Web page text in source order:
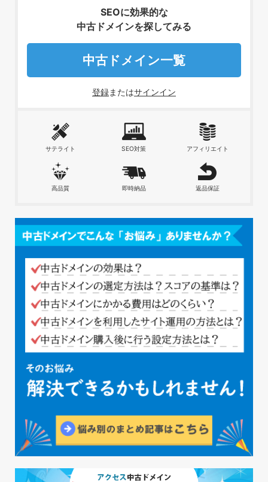
SEOに効果的な
中古ドメインを探してみる
中古ドメイン一覧
登録またはサインイン
サテライト SEO対策 アフィリエイト
高品質 即時納品 返品保証